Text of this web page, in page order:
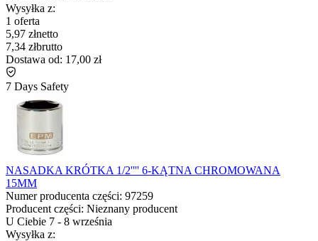
Wysyłka z:
1 oferta
5,97 złnetto
7,34 złbrutto
Dostawa od: 17,00 zł
7 Days Safety
NASADKA KRÓTKA 1/2'''' 6-KĄTNA CHROMOWANA
15MM
Numer producenta części: 97259
Producent części: Nieznany producent
U Ciebie 7 - 8 września
Wysyłka z: